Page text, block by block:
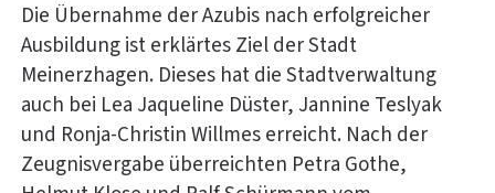
Die Übernahme der Azubis nach erfolgreicher
Ausbildung ist erklärtes Ziel der Stadt
Meinerzhagen. Dieses hat die Stadtverwaltung
auch bei Lea Jaqueline Düster, Jannine Teslyak
und Ronja-Christin Willmes erreicht. Nach der
Zeugnisvergabe überreichten Petra Gothe,